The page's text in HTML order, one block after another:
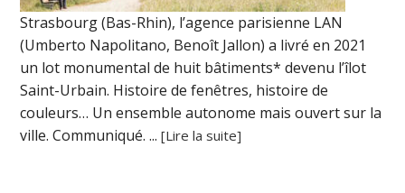
Strasbourg (Bas-Rhin), l’agence parisienne LAN
(Umberto Napolitano, Benoît Jallon) a livré en 2021
un lot monumental de huit bâtiments* devenu l’îlot
Saint-Urbain. Histoire de fenêtres, histoire de
couleurs… Un ensemble autonome mais ouvert sur la
ville. Communiqué. ...[Lire la suite]